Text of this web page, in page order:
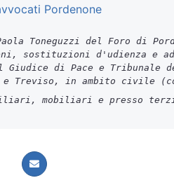
Pordenone
Toneguzzi del Foro di
sostituzioni d'udienza e
Giudice di Pace e Tribunale
e Treviso, in ambito civile
mobiliari e presso